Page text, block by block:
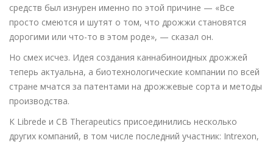
средств был изнурен именно по этой причине — «Все
просто смеются и шутят о том, что дрожжи становятся
дорогими или что-то в этом роде», — сказал он.
Но смех исчез. Идея создания каннабиноидных дрожжей
теперь актуальна, а биотехнологические компании по всей
стране мчатся за патентами на дрожжевые сорта и методы
производства.
К Librede и CB Therapeutics присоединились несколько
других компаний, в том числе последний участник: Intrexon,